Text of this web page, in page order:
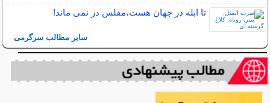
تا ابله در جهان هست،مفلس در نمی ماند!
سایر مطالب سرگرمی